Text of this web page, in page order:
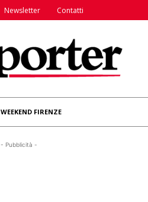
Newsletter Contatti
WEEKEND FIRENZE
- Pubblicità -